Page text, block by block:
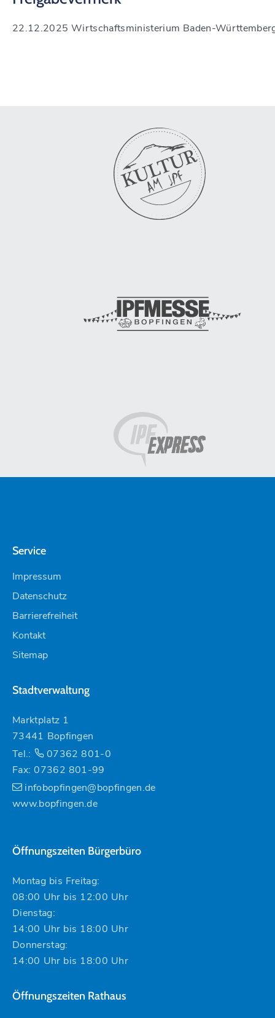
22.12.2025 Wirtschaftsministerium Baden-
Service
Impressum
Datenschutz
Barrierefreiheit
Kontakt
Sitemap
Stadtverwaltung
Marktplatz 1
73441 Bopfingen
Tel.:
07362 801-0
Fax: 07362 801-99
infobopfingen@bopfingen.de
www.bopfingen.de
Öffnungszeiten Bürgerbüro
Montag bis Freitag:
08:00 Uhr bis 12:00 Uhr
Dienstag:
14:00 Uhr bis 18:00 Uhr
Donnerstag:
14:00 Uhr bis 18:00 Uhr
Öffnungszeiten Rathaus